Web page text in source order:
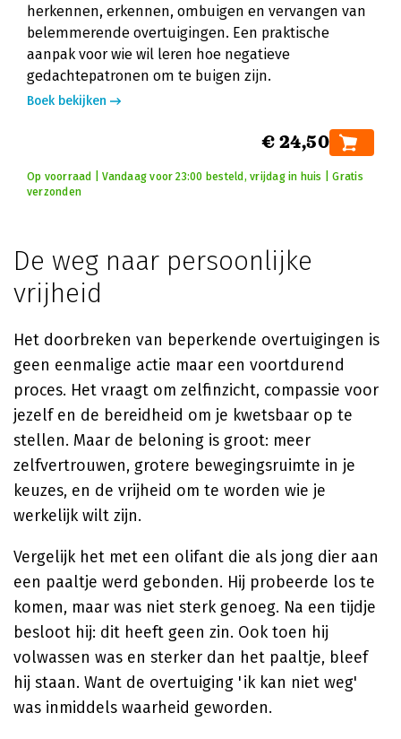
herkennen, erkennen, ombuigen en vervangen van
belemmerende overtuigingen. Een praktische
aanpak voor wie wil leren hoe negatieve
gedachtepatronen om te buigen zijn.
Boek bekijken
€ 24,50
Op voorraad | Vandaag voor 23:00 besteld, vrijdag in huis | Gratis
verzonden
De weg naar persoonlijke
vrijheid
Het doorbreken van beperkende overtuigingen is
geen eenmalige actie maar een voortdurend
proces. Het vraagt om zelfinzicht, compassie voor
jezelf en de bereidheid om je kwetsbaar op te
stellen. Maar de beloning is groot: meer
zelfvertrouwen, grotere bewegingsruimte in je
keuzes, en de vrijheid om te worden wie je
werkelijk wilt zijn.
Vergelijk het met een olifant die als jong dier aan
een paaltje werd gebonden. Hij probeerde los te
komen, maar was niet sterk genoeg. Na een tijdje
besloot hij: dit heeft geen zin. Ook toen hij
volwassen was en sterker dan het paaltje, bleef
hij staan. Want de overtuiging 'ik kan niet weg'
was inmiddels waarheid geworden.